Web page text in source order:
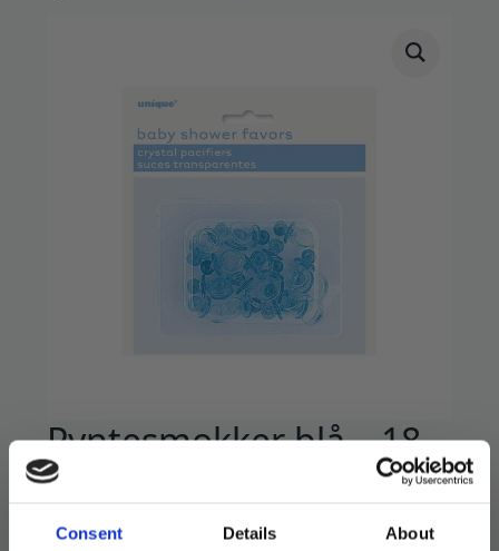
Consent Details About
Pyntesmokker blå – 18
stk
39kr